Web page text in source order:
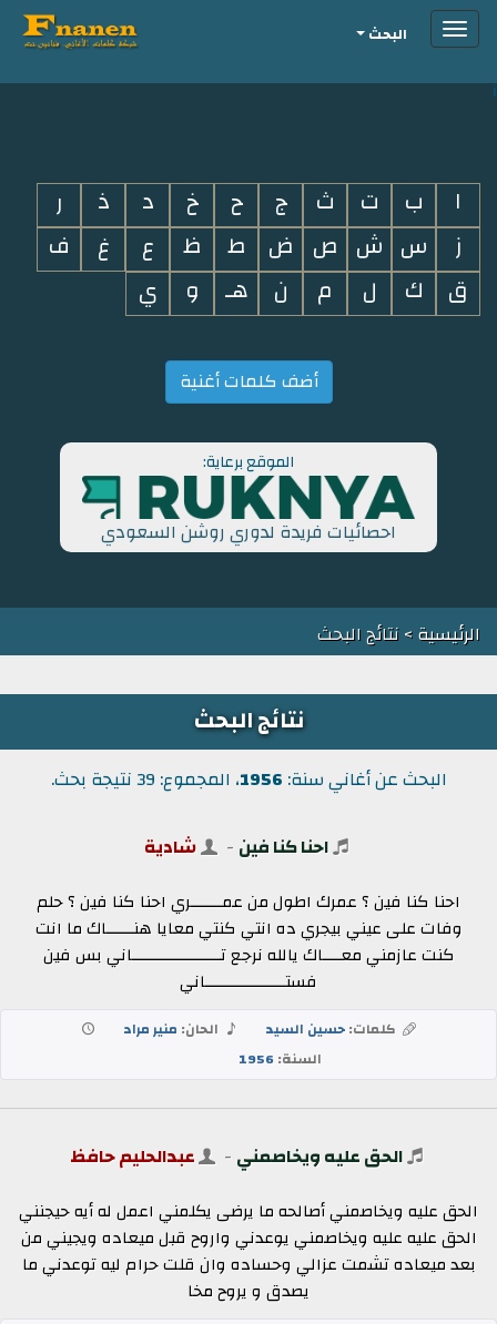
i
Toggleالبحث
ا ب ت ث ج ح خ د ذ
ر
ز
س ش ص ض ط ظ ع غ
ف
ق
ك ل م ن هـ و ي
أضف كلمات أغنية
الموقع برعاية:
احصائيات فريدة لدوري روشن السعودي
الرئيسية> نتائج البحث
نتائج البحث
البحث عن أغاني سنة: 1956، المجموع: 39 نتيجة بحث.
احنا كنا فين - شادية
احنا كنا فين ؟ عمرك اطول من عمـــــــري احنا كنا فين ؟ حلم
وفات على عيني بيجري ده انتي كنتي معايا هنــــــاك ما انت
كنت عازمني معــــاك يالله نرجع تــــــــــــــــــــاني بس فين
فستــــــــــــــــــاني
كلمات:حسين السيد الحان: منير مراد
السنة:1956
الحق عليه ويخاصمني - عبدالحليم حافظ
الحق عليه ويخاصمني أصالحه ما يرضى يكلمني اعمل له أيه حيجنني
الحق عليه عليه ويخاصمني يوعدني واروح قبل ميعاده ويجيني من
بعد ميعاده تشمت عزالي وحساده وان قلت حرام ليه توعدني ما
يصدق و يروح مخا